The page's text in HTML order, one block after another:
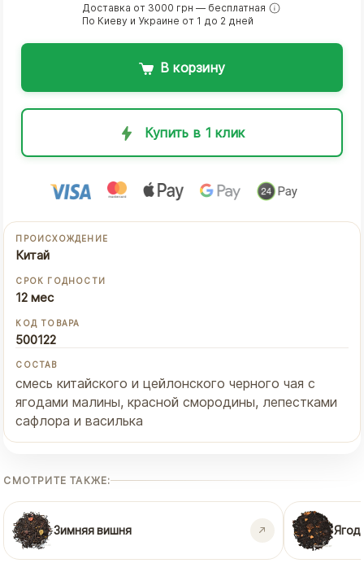
Доставка от 3000 грн — бесплатная
По Киеву и Украине от 1 до 2 дней
В корзину
Купить в 1 клик
ПРОИСХОЖДЕНИЕ
Китай
СРОК ГОДНОСТИ
12 мес
КОД ТОВАРА
500122
СОСТАВ
смесь китайского и цейлонского черного чая с
ягодами малины, красной смородины, лепестками
сафлора и василька
СМОТРИТЕ ТАКЖЕ:
Зимняя вишня